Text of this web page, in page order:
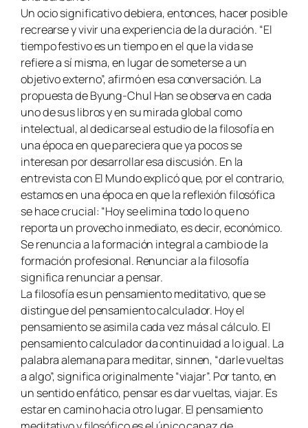
Un ocio significativo debiera, entonces, hacer posible
recrearse y vivir una experiencia de la duración. “El
tiempo festivo es un tiempo en el que la vida se
refiere a sí misma, en lugar de someterse a un
objetivo externo”, afirmó en esa conversación. La
propuesta de Byung-Chul Han se observa en cada
uno de sus libros y en su mirada global como
intelectual, al dedicarse al estudio de la filosofía en
una época en que pareciera que ya pocos se
interesan por desarrollar esa discusión. En la
entrevista con El Mundo explicó que, por el contrario,
estamos en una época en que la reflexión filosófica
se hace crucial: “Hoy se elimina todo lo que no
reporta un provecho inmediato, es decir, económico.
Se renuncia a la formación integral a cambio de la
formación profesional. Renunciar a la filosofía
significa renunciar a pensar.
La filosofía es un pensamiento meditativo, que se
distingue del pensamiento calculador. Hoy el
pensamiento se asimila cada vez más al cálculo. El
pensamiento calculador da continuidad a lo igual. La
palabra alemana para meditar, sinnen, “darle vueltas
a algo”, significa originalmente “viajar”. Por tanto, en
un sentido enfático, pensar es dar vueltas, viajar. Es
estar en camino hacia otro lugar. El pensamiento